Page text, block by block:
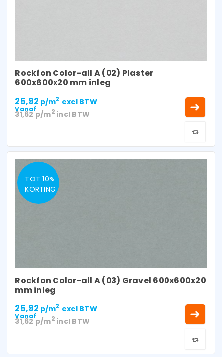
Rockfon Color-all A (02) Plaster
600x600x20 mm inleg
Vanaf
25,92 p/m2 excl BTW
31,62p/m2 incl BTW
TOT 10%
KORTING
Rockfon Color-all A (03) Gravel 600x600x20
mm inleg
Vanaf
25,92 p/m2 excl BTW
31,62p/m2 incl BTW